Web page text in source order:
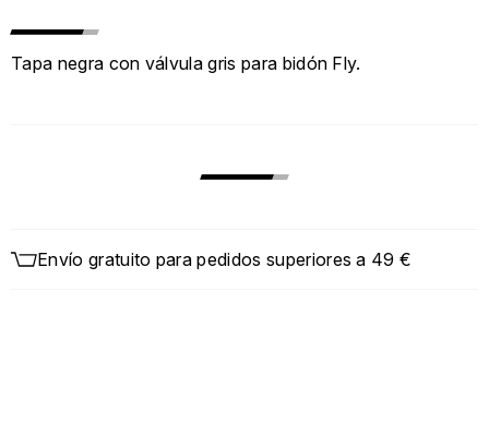
Tapa negra con válvula gris para bidón Fly.
Envío gratuito para pedidos superiores a 49 €